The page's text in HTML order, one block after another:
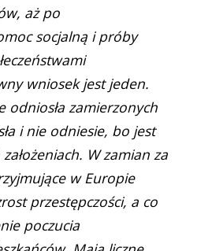
aż po
socjalną i próby
wniosek jest jeden.
odniosła zamierzonych
i nie odniesie, bo jest
W zamian za
w Europie
przestępczości, a co
poczucia